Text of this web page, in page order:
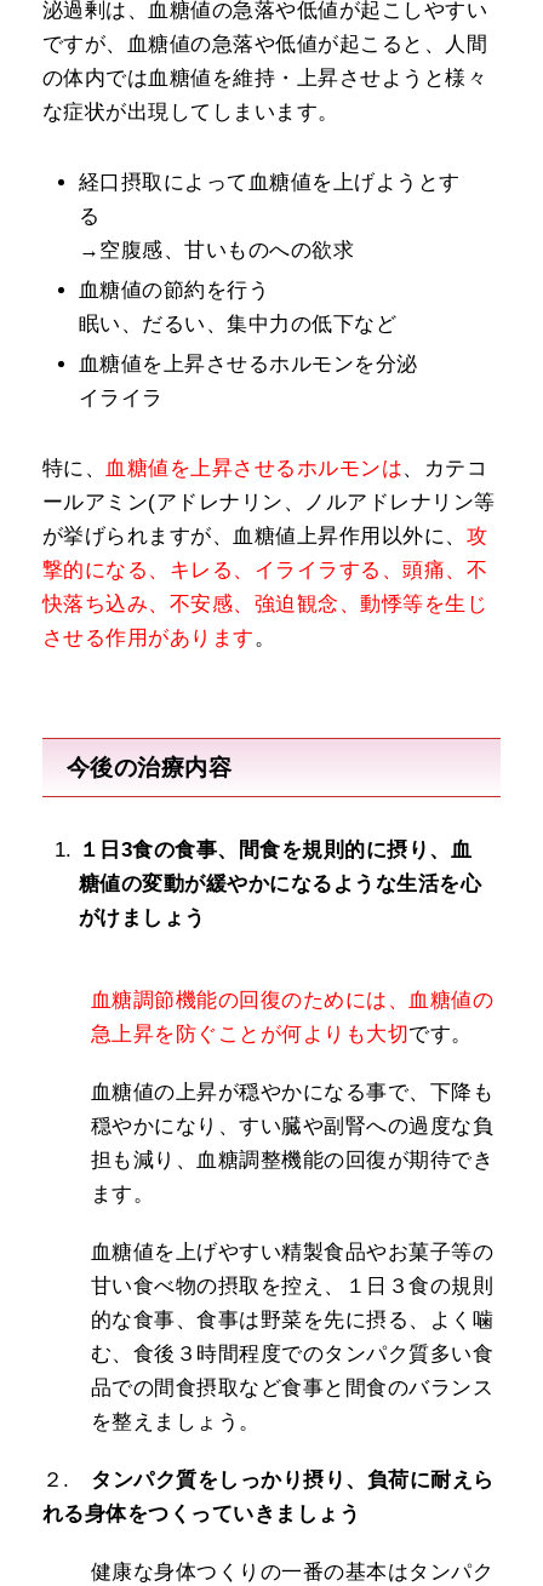
泌過剰は、血糖値の急落や低値が起こしやすい
ですが、血糖値の急落や低値が起こると、人間
の体内では血糖値を維持・上昇させようと様々
な症状が出現してしまいます。
経口摂取によって血糖値を上げようとす
る
→空腹感、甘いものへの欲求
血糖値の節約を行う
眠い、だるい、集中力の低下など
血糖値を上昇させるホルモンを分泌
イライラ
特に、 血糖値を上昇させるホルモンは、カテコ
ールアミン(アドレナリン、ノルアドレナリン等
が挙げられますが、血糖値上昇作用以外に、 攻
撃的になる、キレる、イライラする、頭痛、不
快落ち込み、不安感、強迫観念、動悸等を生じ
させる作用があります。
今後の治療内容
１日3食の食事、間食を規則的に摂り、血
糖値の変動が緩やかになるような生活を心
がけましょう
血糖調節機能の回復のためには、血糖値の
急上昇を防ぐことが何よりも大切 です。
血糖値の上昇が穏やかになる事で、下降も
穏やかになり、すい臓や副腎への過度な負
担も減り、血糖調整機能の回復が期待でき
ます。
血糖値を上げやすい精製食品やお菓子等の
甘い食べ物の摂取を控え、１日３食の規則
的な食事、食事は野菜を先に摂る、よく噛
む、食後３時間程度でのタンパク質多い食
品での間食摂取など食事と間食のバランス
を整えましょう。
２. タンパク質をしっかり摂り、負荷に耐えら
れる身体をつくっていきましょう
健康な身体つくりの一番の基本はタンパク